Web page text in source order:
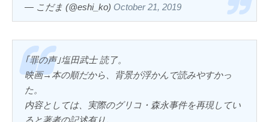
— こだま (@eshi_ko) October 21, 2019
｢罪の声｣塩田武士 読了。
映画→本の順だから、背景が浮かんで読みやすかっ
た。
内容としては、実際のグリコ・森永事件を再現してい
ると著者の記述有り。